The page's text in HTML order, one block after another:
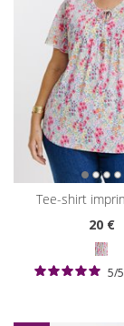
tee-shirt
20€
5/5